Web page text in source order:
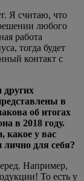
Я считаю, что
любого
работа
тогда будет
контакт с
других
в
об итогах
в 2018 году.
какое у вас
для себя?
Например,
То есть у